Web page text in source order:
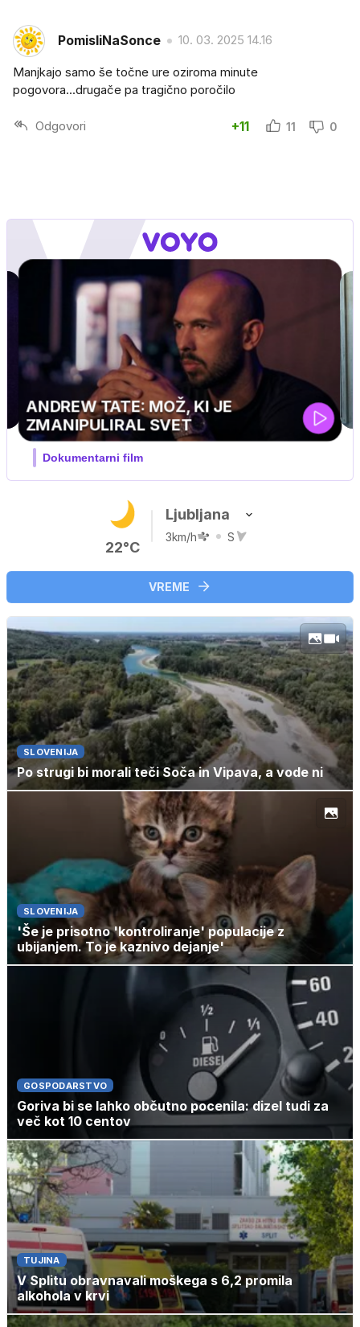
PomisliNaSonce 10. 03. 2025 14.16
Manjkajo samo še točne ure oziroma minute
pogovora...drugače pa tragično poročilo
Odgovori +11 11 0
22°C
Ljubljana
3km/h S
VREME
SLOVENIJA
Po strugi bi morali teči Soča in Vipava, a vode ni
SLOVENIJA
'Še je prisotno 'kontroliranje' populacije z
ubijanjem. To je kaznivo dejanje'
GOSPODARSTVO
Goriva bi se lahko občutno pocenila: dizel tudi za
več kot 10 centov
TUJINA
V Splitu obravnavali moškega s 6,2 promila
alkohola v krvi